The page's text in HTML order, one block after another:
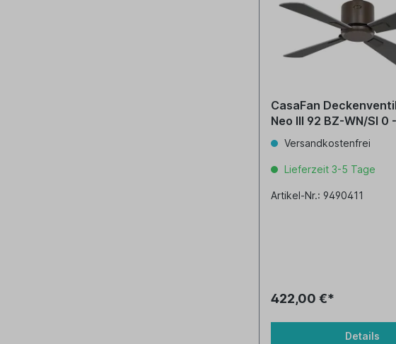
CasaFan
Neo III 92 BZ-WN/SI
Versandkostenfrei
Lieferzeit 3-5 Tage
Artikel-Nr.: 9490411
422,00 €*
Details